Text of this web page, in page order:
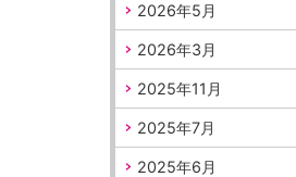
2026年5月
2026年3月
2025年11月
2025年7月
2025年6月